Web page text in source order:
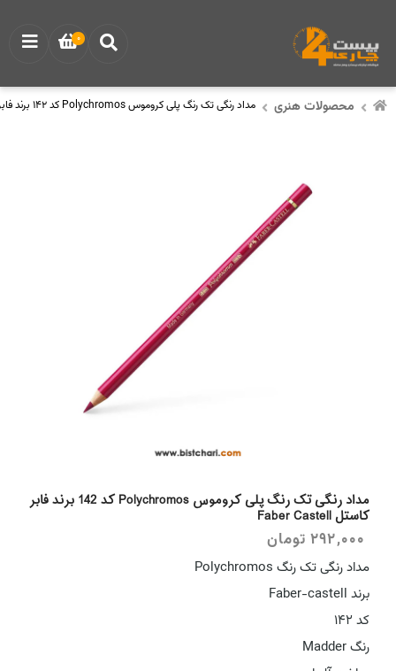
محصولات هنری مداد رنگی تک رنگ پلی کروموس Polychromos کد 142 برند فابر کاستل Faber Castell
مداد رنگی تک رنگ پلی کروموس Polychromos کد 142 برند فابر
کاستل Faber Castell
292,000 تومان
مداد رنگی تک رنگ Polychromos
برند Faber-castell
کد 142
رنگ Madder
0